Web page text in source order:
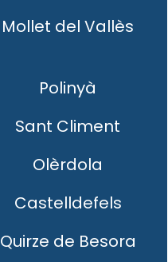
Mollet del Vallès
Polinyà
Sant Climent
Olèrdola
Castelldefels
Quirze de Besora